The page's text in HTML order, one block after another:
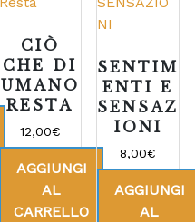
CIÒ
CHE DI
UMANO
RESTA
12,00€
AGGIUNGI
AL
CARRELLO
SENTIM
ENTI E
SENSAZ
IONI
8,00€
AGGIUNGI
AL